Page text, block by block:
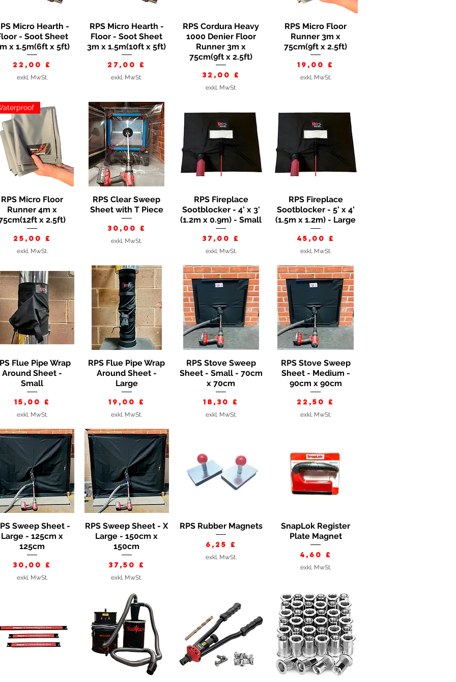
Schnellansicht
Micro Hearth -
- Soot Sheet
x 1.5m(6ft x 5ft)
Preis
22,00 £
exkl. MwSt.
Schnellansicht
RPS Micro Hearth -
Floor - Soot Sheet
3m x 1.5m(10ft x 5ft)
Preis
27,00 £
exkl. MwSt.
Schnellansicht
RPS Cordura Heavy
1000 Denier Floor
Runner 3m x
75cm(9ft x 2.5ft)
Preis
32,00 £
exkl. MwSt.
Schnellansicht
RPS Micro Floor
Runner 3m x
75cm(9ft x 2.5ft)
Preis
19,00 £
exkl. MwSt.
Schnellansicht
RPS Micro Floor
Runner 4m x
x 2.5ft)
Preis
25,00 £
exkl. MwSt.
Schnellansicht
RPS Clear Sweep
Sheet with T Piece
Preis
30,00 £
exkl. MwSt.
Schnellansicht
RPS Fireplace
Sootblocker - 4' x 3'
(1.2m x 0.9m) - Small
Preis
37,00 £
exkl. MwSt.
Schnellansicht
RPS Fireplace
Sootblocker - 5' x 4'
(1.5m x 1.2m) - Large
Preis
45,00 £
exkl. MwSt.
Schnellansicht
Flue Pipe Wrap
Around Sheet -
Small
Preis
15,00 £
exkl. MwSt.
Schnellansicht
RPS Flue Pipe Wrap
Around Sheet -
Large
Preis
19,00 £
exkl. MwSt.
Schnellansicht
RPS Stove Sweep
Sheet - Small - 70cm
x 70cm
Preis
18,30 £
exkl. MwSt.
Schnellansicht
RPS Stove Sweep
Sheet - Medium -
90cm x 90cm
Preis
22,50 £
exkl. MwSt.
Schnellansicht
Sweep Sheet -
Large - 125cm x
125cm
Preis
30,00 £
exkl. MwSt.
Schnellansicht
RPS Sweep Sheet - X
Large - 150cm x
150cm
Preis
37,50 £
exkl. MwSt.
Schnellansicht
RPS Rubber Magnets
Preis
6,25 £
exkl. MwSt.
Schnellansicht
SnapLok Register
Plate Magnet
Preis
4,60 £
exkl. MwSt.